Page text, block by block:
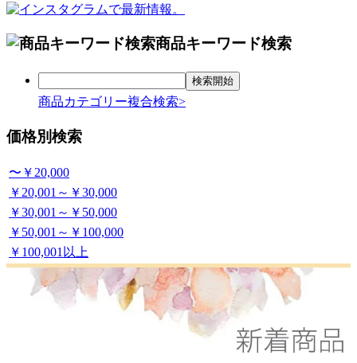
商品キーワード検索
商品カテゴリー複合検索>
価格別検索
〜￥20,000
￥20,001～￥30,000
￥30,001～￥50,000
￥50,001～￥100,000
￥100,001以上